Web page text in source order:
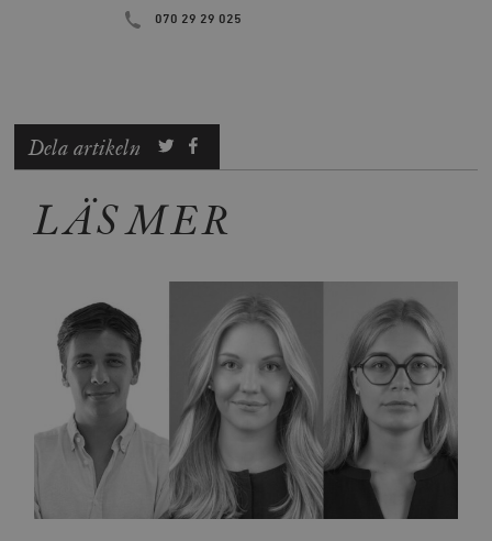
070 29 29 025
Dela artikeln
LÄS MER